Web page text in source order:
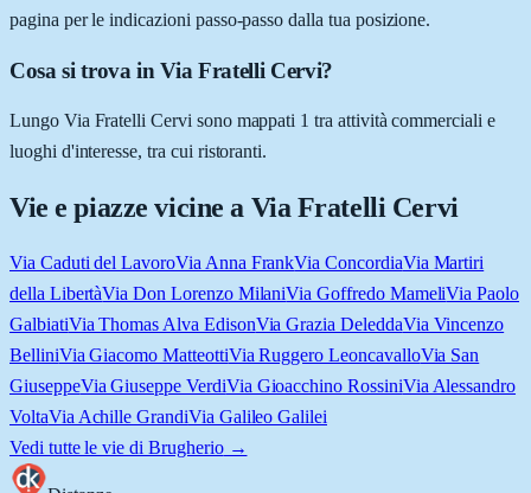
pagina per le indicazioni passo-passo dalla tua posizione.
Cosa si trova in Via Fratelli Cervi?
Lungo Via Fratelli Cervi sono mappati 1 tra attività commerciali e
luoghi d'interesse, tra cui ristoranti.
Vie e piazze vicine a Via Fratelli Cervi
Via Caduti del LavoroVia Anna FrankVia ConcordiaVia Martiri
della LibertàVia Don Lorenzo MilaniVia Goffredo MameliVia Paolo
GalbiatiVia Thomas Alva EdisonVia Grazia DeleddaVia Vincenzo
BelliniVia Giacomo MatteottiVia Ruggero LeoncavalloVia San
GiuseppeVia Giuseppe VerdiVia Gioacchino RossiniVia Alessandro
VoltaVia Achille GrandiVia Galileo Galilei
Vedi tutte le vie di Brugherio→